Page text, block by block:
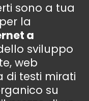
sono a tua
la
a
sviluppo
web
di testi mirati
su